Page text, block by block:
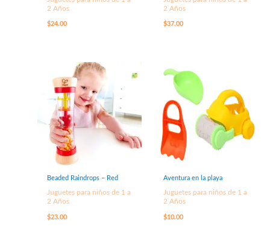
2 Años
$24.00
2 Años
$37.00
Beaded Raindrops – Red
Juguetes para niños de 1 a
2 Años
$23.00
Aventura en la playa
Juguetes para niños de 1 a
2 Años
$10.00